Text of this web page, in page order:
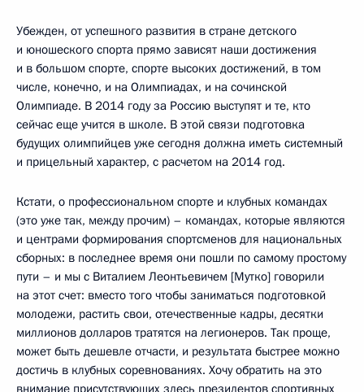
Убежден, от успешного развития в стране детского
и юношеского спорта прямо зависят наши достижения
и в большом спорте, спорте высоких достижений, в том
числе, конечно, и на Олимпиадах, и на сочинской
Олимпиаде. В 2014 году за Россию выступят и те, кто
сейчас еще учится в школе. В этой связи подготовка
будущих олимпийцев уже сегодня должна иметь системный
и прицельный характер, с расчетом на 2014 год.
Кстати, о профессиональном спорте и клубных командах
(это уже так, между прочим) – командах, которые являются
и центрами формирования спортсменов для национальных
сборных: в последнее время они пошли по самому простому
пути – и мы с Виталием Леонтьевичем [Мутко] говорили
на этот счет: вместо того чтобы заниматься подготовкой
молодежи, растить свои, отечественные кадры, десятки
миллионов долларов тратятся на легионеров. Так проще,
может быть дешевле отчасти, и результата быстрее можно
достичь в клубных соревнованиях. Хочу обратить на это
внимание присутствующих здесь президентов спортивных